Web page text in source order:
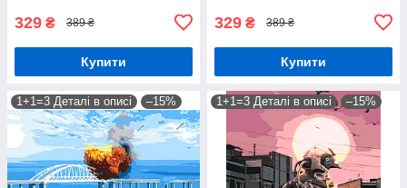
329 ₴ 389 ₴
Купити
329 ₴ 389 ₴
Купити
1+1=3 Деталі в описі –15% 1+1=3 Деталі в описі –15%